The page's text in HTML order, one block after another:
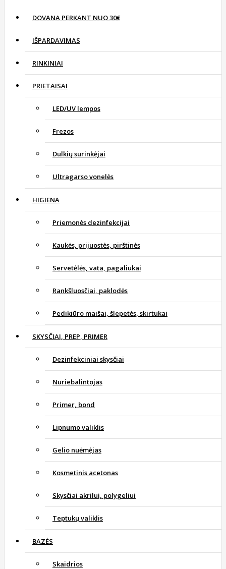
DOVANA PERKANT NUO 30€
IŠPARDAVIMAS
RINKINIAI
PRIETAISAI
LED/UV lempos
Frezos
Dulkių surinkėjai
Ultragarso vonelės
HIGIENA
Priemonės dezinfekcijai
Kaukės, prijuostės, pirštinės
Servetėlės, vata, pagaliukai
Rankšluosčiai, paklodės
Pedikiūro maišai, šlepetės, skirtukai
SKYSČIAI, PREP, PRIMER
Dezinfekciniai skysčiai
Nuriebalintojas
Primer, bond
Lipnumo valiklis
Gelio nuėmėjas
Kosmetinis acetonas
Skysčiai akrilui, polygeliui
Teptukų valiklis
BAZĖS
Skaidrios